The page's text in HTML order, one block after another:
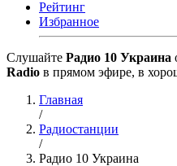
Рейтинг
Избранное
Cлушайте Радио 10 Украина
Radio в прямом эфире, в
Главная
/
Радиостанции
/
Радио 10 Украина